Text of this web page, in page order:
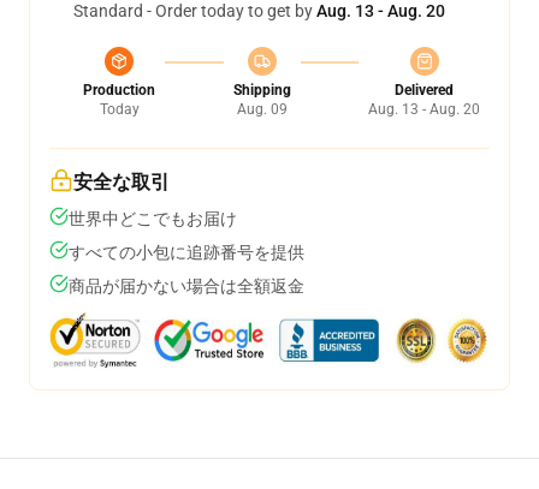
Standard - Order today to get byAug. 13 - Aug. 20
Production
Today
Shipping
Aug. 09
Delivered
Aug. 13 - Aug. 20
安全な取引
世界中どこでもお届け
すべての小包に追跡番号を提供
商品が届かない場合は全額返金